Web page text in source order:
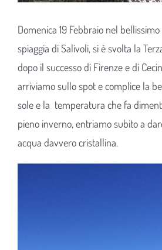
Domenica 19 Febbraio nel
spiaggia di Salivoli, si è svolta la
dopo il successo di Firenze e di
arriviamo sullo spot e complice la
sole e la temperatura che fa
pieno inverno, entriamo subito a
acqua davvero cristallina.